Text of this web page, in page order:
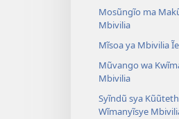
Mosũngĩo ma
Mbivilia
Mĩsoa ya Mbivilia
Mũvango wa
Mbivilia
Syĩndũ sya
Wĩmanyĩsye